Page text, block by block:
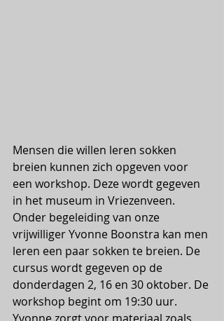
Mensen die willen leren sokken
breien kunnen zich opgeven voor
een workshop. Deze wordt gegeven
in het museum in Vriezenveen.
Onder begeleiding van onze
vrijwilliger Yvonne Boonstra kan men
leren een paar sokken te breien. De
cursus wordt gegeven op de
donderdagen 2, 16 en 30 oktober. De
workshop begint om 19:30 uur.